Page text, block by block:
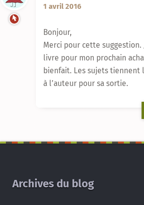
1 avril 2016
Bonjour,
Merci pour cette suggestion.
livre pour mon prochain
bienfait. Les sujets tiennent
à l’auteur pour sa sortie.
Archives du blog